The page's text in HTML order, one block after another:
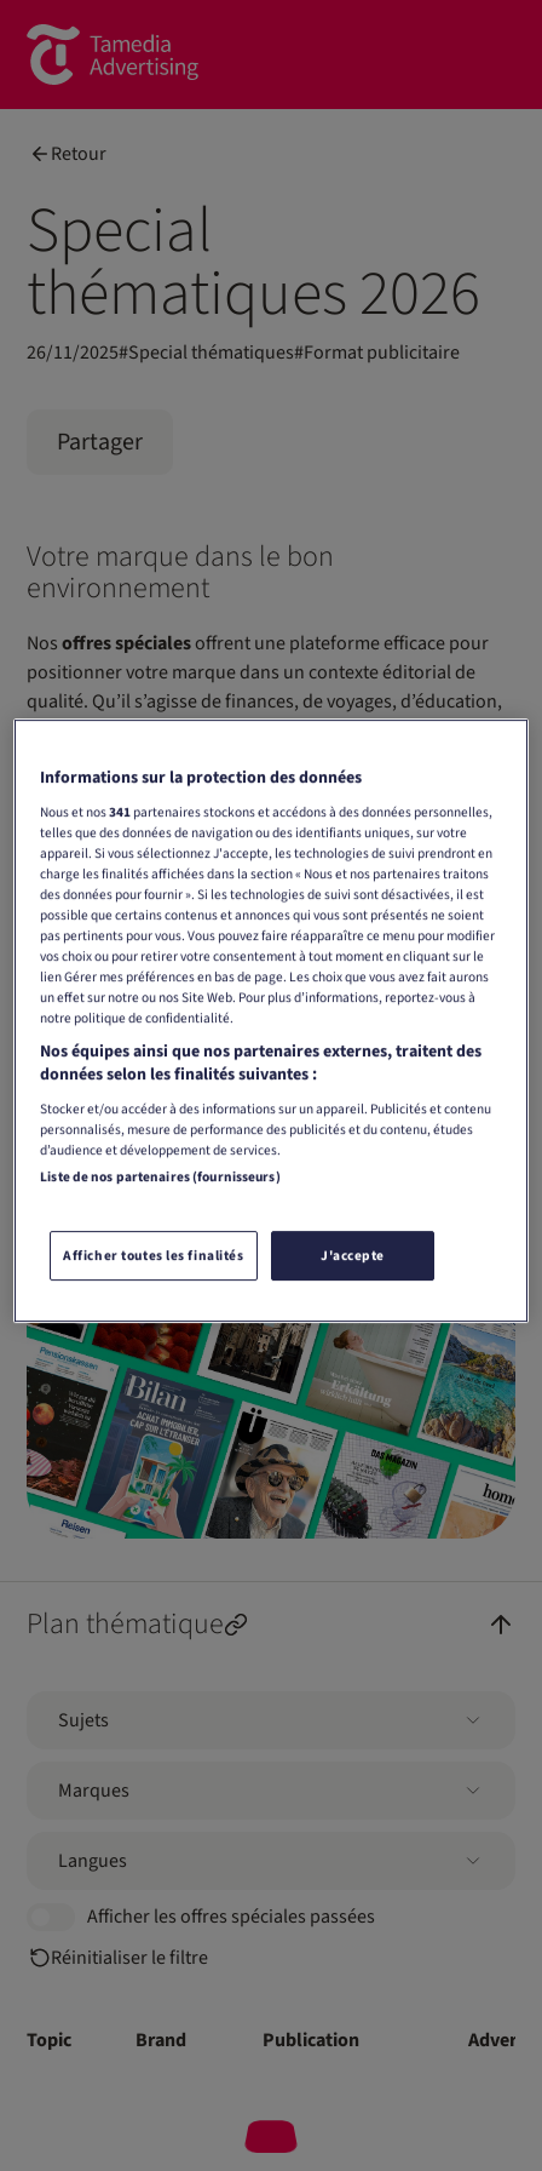
Brands
Spotlight
News
Contact
Formulaire de contact
Retour
Special
thématiques 2026
26/11/2025#Special thématiques#Format publicitaire
Partager
Votre marque dans le bon
environnement
Nosoffres spécialesoffrent une plateforme efficace pour
positionner votre marque dans un contexte éditorial de
qualité. Qu’il s’agisse de finances, de voyages, d’éducation,
de santé ou d’autres thématiques, vous atteignez votre
Profitez d’une visibilité accrue, d’emplacements pertinents
et de l’attention soutenue de nos lectrices et lecteurs. Vous
renforcez ainsi la présence de votre marque et maximisez
son impact au moment clé.
Intéressé par nos possibilités ?Contactez-nous pour en
savoir plus et réservez dès maintenant votre présence dans
les Offres spéciales 2026.
Plan thématique
Sujets
Marques
Langues
Afficher les offres spéciales passées
Réinitialiser le filtre
Topic Brand Publication
Informations sur la protection des données
Nous et nos341partenaires stockons et accédons à des données personnelles,
telles que des données de navigation ou des identifiants uniques, sur votre
appareil. Si vous sélectionnez J'accepte, les technologies de suivi prendront en
charge les finalités affichées dans la section « Nous et nos partenaires traitons
des données pour fournir ». Si les technologies de suivi sont désactivées, il est
possible que certains contenus et annonces qui vous sont présentés ne soient
pas pertinents pour vous. Vous pouvez faire réapparaître ce menu pour modifier
vos choix ou pour retirer votre consentement à tout moment en cliquant sur le
lien Gérer mes préférences en bas de page. Les choix que vous avez fait aurons
un effet sur notre ou nos Site Web. Pour plus d’informations, reportez-vous à
notre politique de confidentialité.
Nos équipes ainsi que nos partenaires externes, traitent des
données selon les finalités suivantes :
Stocker et/ou accéder à des informations sur un appareil. Publicités et contenu
personnalisés, mesure de performance des publicités et du contenu, études
d’audience et développement de services.
Liste de nos partenaires (fournisseurs)
Afficher toutes les finalités J'accepte